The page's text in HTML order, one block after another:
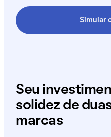
Simular
Seu
solidez de
marcas